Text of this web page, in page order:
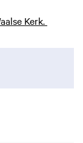
Kerk.